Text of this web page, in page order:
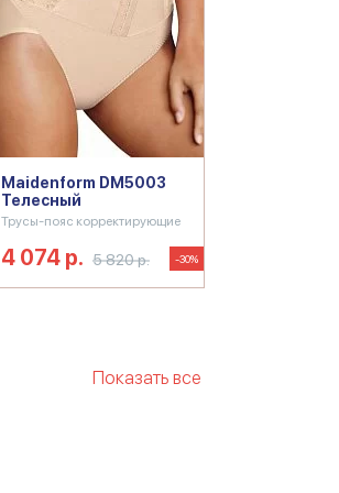
Maidenform DM5003
Телесный
Трусы-пояс корректирующие
4 074 р. 5 820 р. -30%
Показать все